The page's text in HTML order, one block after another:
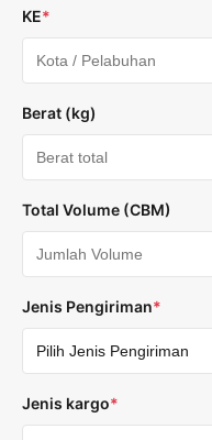
KE*
Berat (kg)
Total Volume (CBM)
Jenis Pengiriman*
Jenis kargo*